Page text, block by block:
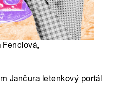
Fenclová,
Jančura letenkový portál